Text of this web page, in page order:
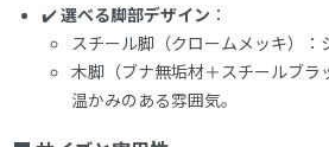
✔️選べる脚部デザイン ：
スチール脚（クロームメッキ）：
木脚（ブナ無垢材＋スチールブラ
温かみのある雰囲気。